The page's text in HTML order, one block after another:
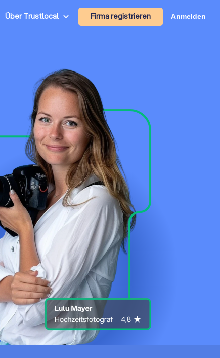
Über Trustlocal Firma registrieren Anmelden